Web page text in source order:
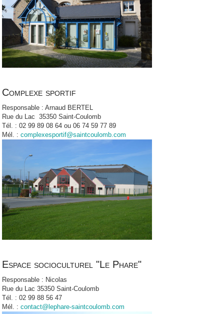
Complexe sportif
Responsable : Arnaud BERTEL
Rue du Lac 35350 Saint-Coulomb
Tél. : 02 99 89 08 64 ou 06 74 59 77 89
Mél. :complexesportif@saintcoulomb.com
Espace socioculturel "Le Phare"
Responsable : Nicolas
Rue du Lac 35350 Saint-Coulomb
Tél. : 02 99 88 56 47
Mél. :contact@lephare-saintcoulomb.com